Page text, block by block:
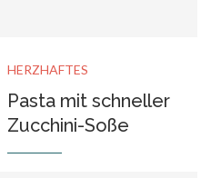
HERZHAFTES
Pasta mit schneller
Zucchini-Soße